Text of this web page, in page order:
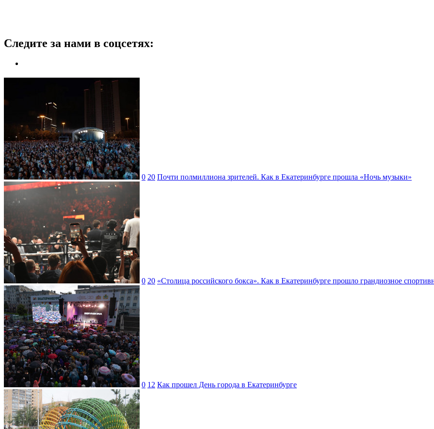
Следите за нами в соцсетях:
0 20 Почти полмиллиона зрителей. Как в Екатеринбурге прошла «Ночь музыки»
0 20 «Столица российского бокса». Как в Екатеринбурге прошло грандиозное
0 12 Как прошел День города в Екатеринбурге